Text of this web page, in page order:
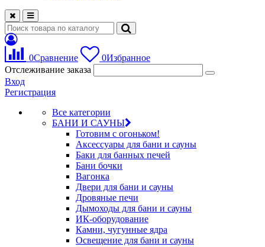
0Сравнение 0Избранное
Отслеживание заказа
Вход
Регистрация
Все категории
БАНИ И САУНЫ
Готовим с огоньком!
Аксессуары для бани и сауны
Баки для банных печей
Бани бочки
Вагонка
Двери для бани и сауны
Дровяные печи
Дымоходы для бани и сауны
ИК-оборудование
Камни, чугунные ядра
Освещение для бани и сауны